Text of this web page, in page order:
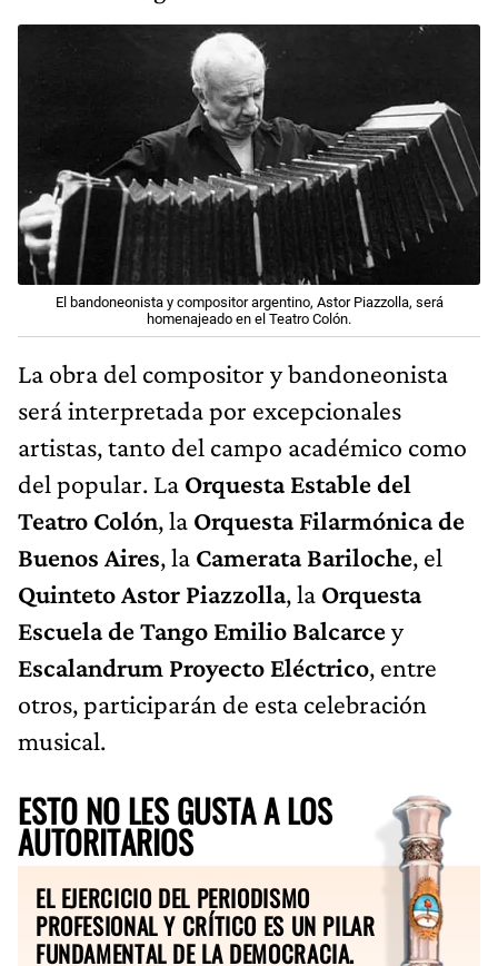
El bandoneonista y compositor argentino, Astor Piazzolla, será
homenajeado en el Teatro Colón.
La obra del compositor y bandoneonista
será interpretada por excepcionales
artistas, tanto del campo académico como
del popular. La Orquesta Estable del
Teatro Colón, la Orquesta Filarmónica de
Buenos Aires, la Camerata Bariloche, el
Quinteto Astor Piazzolla, la Orquesta
Escuela de Tango Emilio Balcarcey
Escalandrum Proyecto Eléctrico, entre
otros, participarán de esta celebración
musical.
ESTO NO LES GUSTA A LOS
AUTORITARIOS
EL EJERCICIO DEL PERIODISMO
PROFESIONAL Y CRÍTICO ES UN PILAR
FUNDAMENTAL DE LA DEMOCRACIA.